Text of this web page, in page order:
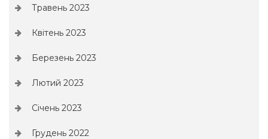
Травень 2023
Квітень 2023
Березень 2023
Лютий 2023
Січень 2023
Грудень 2022